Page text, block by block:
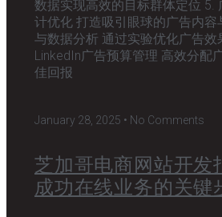
数据实现高效的目标群体定位 5.
计优化 打造吸引眼球的广告内容
与数据分析 通过实验优化广告效
LinkedIn广告预算管理 高效分配
佳回报
January 28, 2025 No Comments
芝加哥电商网站开发
成功在线业务的关键